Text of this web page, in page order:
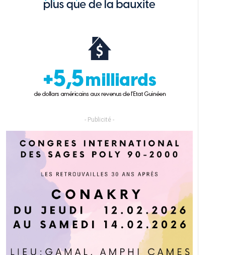
- Publicité -